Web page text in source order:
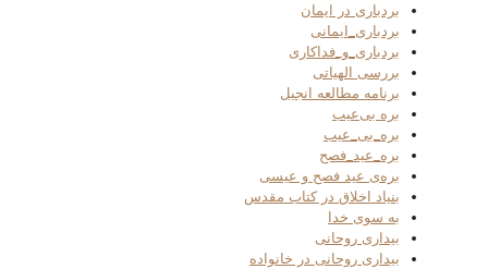
بردباری در ایمان
بردباری_ایمانی
بردباری_و_فداکاری
بررسی الهیاتی
برنامه مطالعه انجیل
بره بی‌عیب
بره_بی_عیب
بره_عید_فصح
بره‌ی عید فصح و عیسی
بنیاد اخلاق در کتاب مقدس
به سوی خدا
بیداری روحانی
بیداری روحانی در خانواده